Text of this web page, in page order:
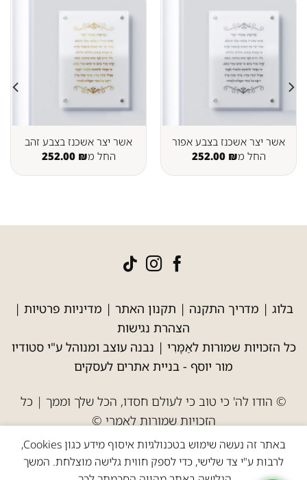
אשר יצר אשכנז בצבע אפור
החל מ
252.00 ₪
אשר יצר אשכנז בצבע זהב
החל מ
252.00 ₪
בלוג | מדריך התקנה | תקנון האתר | מדיניות פרטיות |
הצהרת נגישות
כל הזכויות שמורות לאַמָּרִי | נבנה עוצב ומנוהל ע"י סטודיו
מור יוסף - בניית אתרים לעסקים
© הודו לה' כי טוב כי לעולם חסדו, הכל שלך וממך | כל
הזכויות שמורות לאמרי ©
באתר זה נעשה שימוש בטכנולגיות איסוף מידע כגון Cookies,
לרבות ע"י צד שלישי, כדי לספק חווית גלישה מוצלחת. המשך